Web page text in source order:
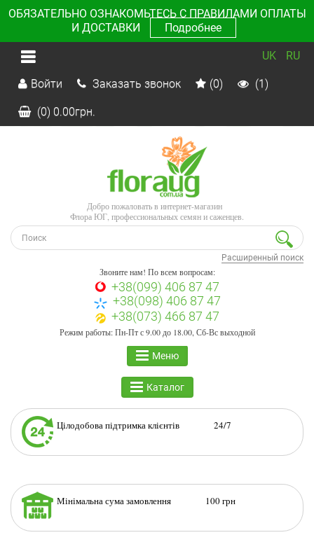
ОБЯЗАТЕЛЬНО ОЗНАКОМЬТЕСЬ С ПРАВИЛАМИ ОПЛАТЫ
И ДОСТАВКИ
Подробнее
UK RU
Войти Заказать звонок (0) (1)
(0) 0.00грн.
Добро пожаловать в интернет-магазин
Флора ЮГ, профессиональных семян и саженцев.
Расширенный поиск
Звоните нам! По всем вопросам:
+38(099) 406 87 47
+38(098) 406 87 47
+38(073) 466 87 47
Режим работы: Пн-Пт с 9.00 до 18.00, Сб-Вс выходной
Меню
Каталог
Цілодобова підтримка клієнтів 24/7
Мінімальна сума замовлення 100 грн